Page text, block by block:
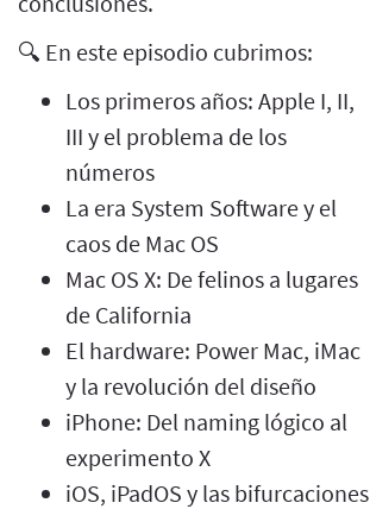
🔍 En este episodio cubrimos:
Los primeros años: Apple I, II,
III y el problema de los
números
La era System Software y el
caos de Mac OS
Mac OS X: De felinos a lugares
de California
El hardware: Power Mac, iMac
y la revolución del diseño
iPhone: Del naming lógico al
experimento X
iOS, iPadOS y las bifurcaciones